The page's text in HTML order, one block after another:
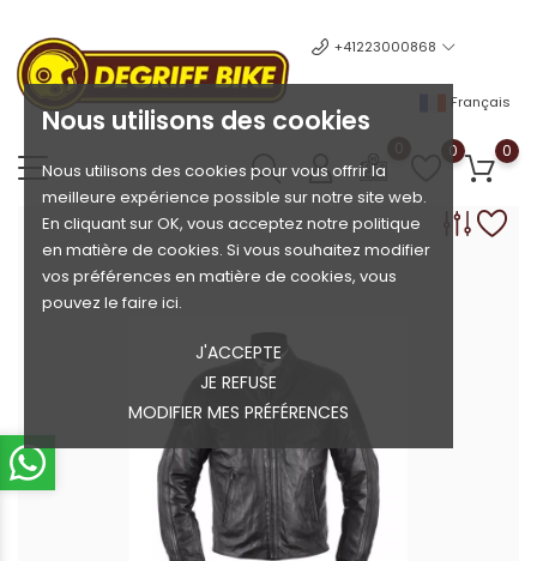
Nous utilisons des cookies
Nous utilisons des cookies pour vous offrir la
meilleure expérience possible sur notre site web.
En cliquant sur OK, vous acceptez notre politique
en matière de cookies. Si vous souhaitez modifier
vos préférences en matière de cookies, vous
pouvez le faire ici.
J'ACCEPTE
JE REFUSE
MODIFIER MES PRÉFÉRENCES
+41223000868
Français
0 0